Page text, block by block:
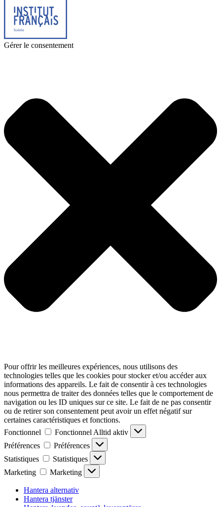
Gérer le consentement
Pour offrir les meilleures expériences, nous utilisons des
technologies telles que les cookies pour stocker et/ou accéder aux
informations des appareils. Le fait de consentir à ces technologies
nous permettra de traiter des données telles que le comportement de
navigation ou les ID uniques sur ce site. Le fait de ne pas consentir
ou de retirer son consentement peut avoir un effet négatif sur
certaines caractéristiques et fonctions.
Fonctionnel
Fonctionnel Alltid aktiv
Préférences
Préférences
Statistiques
Statistiques
Marketing
Marketing
Hantera alternativ
Hantera tjänster